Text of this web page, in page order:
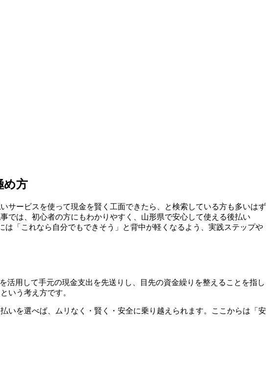
め方
ービスを使って現金を賢く工面できたら、と検索している方も多いはず
では、初心者の方にもわかりやすく、山形県で安心して使える後払い
「これなら自分でもできそう」と背中が軽くなるよう、実践ステップや
用して手元の現金支出を先送りし、目先の資金繰りを整えることを指し
いう考え方です。
いを選べば、ムリなく・賢く・安全に乗り越えられます。ここからは「安